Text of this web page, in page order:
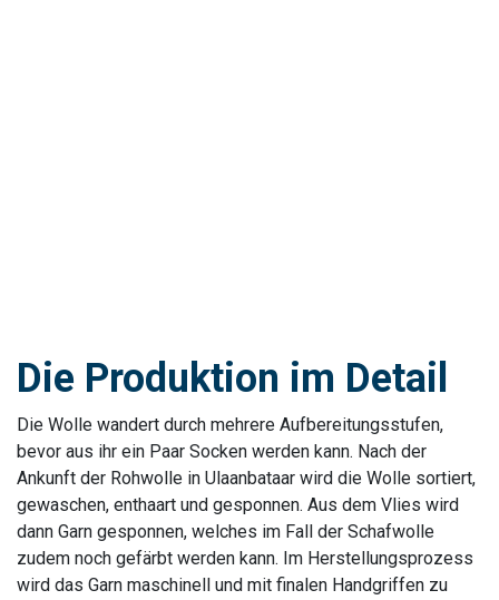
Die Produktion im Detail
Die Wolle wandert durch mehrere Aufbereitungsstufen,
bevor aus ihr ein Paar Socken werden kann. Nach der
Ankunft der Rohwolle in Ulaanbataar wird die Wolle sortiert,
gewaschen, enthaart und gesponnen. Aus dem Vlies wird
dann Garn gesponnen, welches im Fall der Schafwolle
zudem noch gefärbt werden kann. Im Herstellungsprozess
wird das Garn maschinell und mit finalen Handgriffen zu